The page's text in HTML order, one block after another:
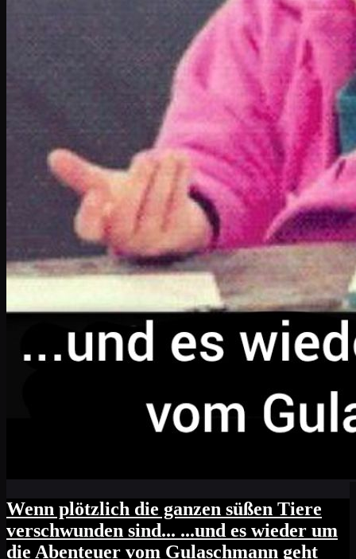
Wenn plötzlich die ganzen süßen Tiere
verschwunden sind... ...und es wieder um
die Abenteuer vom Gulaschmann geht